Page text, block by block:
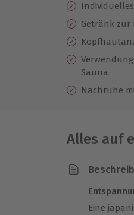
Getränk zur
Sauna
Nachruhe
Alles auf
Eine